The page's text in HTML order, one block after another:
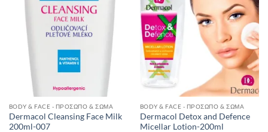
BODY & FACE - ΠΡΌΣΩΠΟ & ΣΏΜΑ
Dermacol Cleansing Face Milk
200ml-007
BODY & FACE - ΠΡΌΣΩΠΟ & ΣΏΜΑ
Dermacol Detox and Defence
Micellar Lotion-200ml